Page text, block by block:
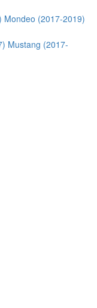
Mondeo (2017-2019)
Mustang (2017-